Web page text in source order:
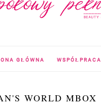
GŁÓWNA WSPÓŁPRACA
WORLD MBOX